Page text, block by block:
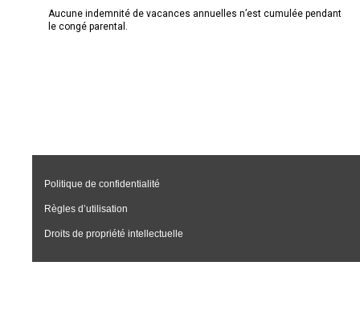
Aucune indemnité de vacances annuelles n’est cumulée pendant
le congé parental.
Politique de confidentialité
Règles d’utilisation
Droits de propriété intellectuelle